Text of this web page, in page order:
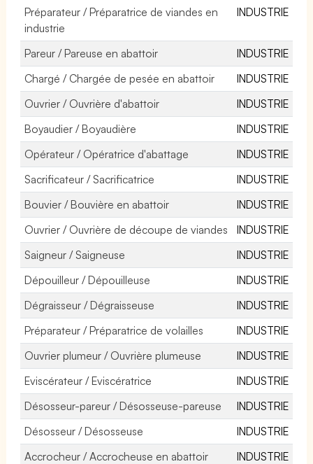
Préparateur / Préparatrice de viandes en
industrie
INDUSTRIE
Pareur / Pareuse en abattoir
INDUSTRIE
Chargé / Chargée de pesée en abattoir
INDUSTRIE
Ouvrier / Ouvrière d'abattoir
INDUSTRIE
Boyaudier / Boyaudière
INDUSTRIE
Opérateur / Opératrice d'abattage
INDUSTRIE
Sacrificateur / Sacrificatrice
INDUSTRIE
Bouvier / Bouvière en abattoir
INDUSTRIE
Ouvrier / Ouvrière de découpe de viandes
INDUSTRIE
Saigneur / Saigneuse
INDUSTRIE
Dépouilleur / Dépouilleuse
INDUSTRIE
Dégraisseur / Dégraisseuse
INDUSTRIE
Préparateur / Préparatrice de volailles
INDUSTRIE
Ouvrier plumeur / Ouvrière plumeuse
INDUSTRIE
Eviscérateur / Eviscératrice
INDUSTRIE
Désosseur-pareur / Désosseuse-pareuse
INDUSTRIE
Désosseur / Désosseuse
INDUSTRIE
Accrocheur / Accrocheuse en abattoir
INDUSTRIE